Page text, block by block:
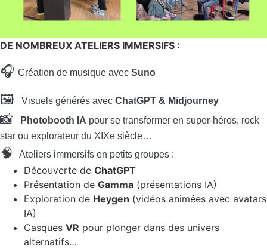
DE NOMBREUX ATELIERS IMMERSIFS :
🎧 Création de musique avec Suno
🖼️ Visuels générés avec ChatGPT & Midjourney
📸 Photobooth IA pour se transformer en super-héros, rock
star ou explorateur du XIXe siècle…
🧠 Ateliers immersifs en petits groupes :
Découverte de ChatGPT
Présentation de Gamma (présentations IA)
Exploration de Heygen (vidéos animées avec avatars
IA)
Casques VR pour plonger dans des univers
alternatifs…